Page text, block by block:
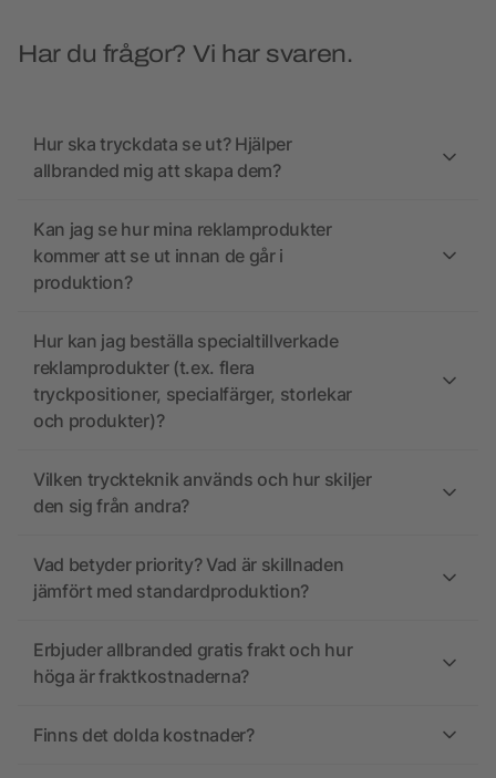
Har du frågor? Vi har svaren.
Hur ska tryckdata se ut? Hjälper
allbranded mig att skapa dem?
Kan jag se hur mina reklamprodukter
kommer att se ut innan de går i
produktion?
Hur kan jag beställa specialtillverkade
reklamprodukter (t.ex. flera
tryckpositioner, specialfärger, storlekar
och produkter)?
Vilken tryckteknik används och hur skiljer
den sig från andra?
Vad betyder priority? Vad är skillnaden
jämfört med standardproduktion?
Erbjuder allbranded gratis frakt och hur
höga är fraktkostnaderna?
Finns det dolda kostnader?